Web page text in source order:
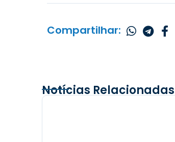
Compartilhar:
Notícias Relacionadas